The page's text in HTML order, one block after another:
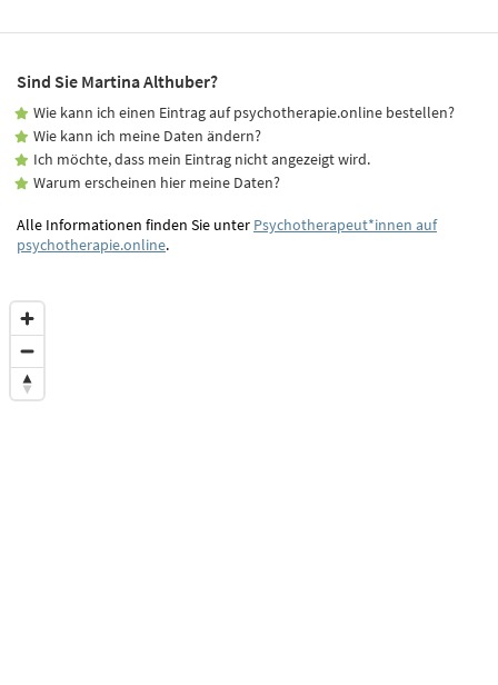
Sind Sie Martina Althuber?
Wie kann ich einen Eintrag auf psychotherapie.online bestellen?
Wie kann ich meine Daten ändern?
Ich möchte, dass mein Eintrag nicht angezeigt wird.
Warum erscheinen hier meine Daten?
Alle Informationen finden Sie unter Psychotherapeut*innen auf
psychotherapie.online.